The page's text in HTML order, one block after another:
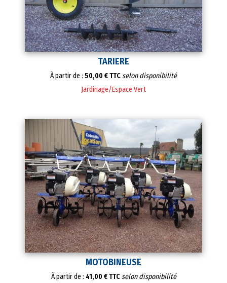
TARIERE
À partir de : 50,00 € TTCselon disponibilité
Jardinage/Espace Vert
MOTOBINEUSE
À partir de : 41,00 € TTC selon disponibilité